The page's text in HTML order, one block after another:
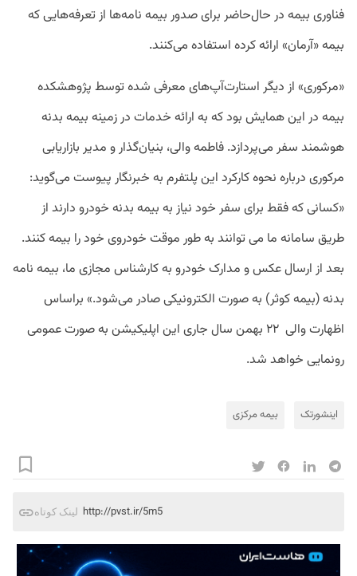
فناوری بیمه در حال‌حاضر برای صدور بیمه نامه‌ها از تعرفه‌هایی که
بیمه «آرمان» ارائه کرده استفاده می‌کنند.
«مرکوری» از دیگر استارت‌آپ‌های معرفی شده توسط پژوهشکده
بیمه در این همایش بود که به ارائه خدمات در زمینه بیمه بدنه
هوشمند سفر می‌پردازد. فاطمه والی، بنیان‌گذار و مدیر بازاریابی
مرکوری درباره نحوه کارکرد این پلتفرم به خبرنگار پیوست می‌گوید:
«کسانی که فقط برای سفر خود نیاز به بیمه بدنه خودرو دارند از
طریق سامانه ما می توانند به طور موقت خودروی خود را بیمه کنند.
بعد از ارسال عکس و مدارک خودرو به کارشناس مجازی ما، بیمه نامه
بدنه (بیمه کوثر) به صورت الکترونیکی صادر می‌شود.» براساس
اظهارت والی ۲۲ بهمن سال جاری این اپلیکیشن به صورت عمومی
رونمایی خواهد شد.
اینشورتک بیمه مرکزی
لینک کوتاه http://pvst.ir/5m5